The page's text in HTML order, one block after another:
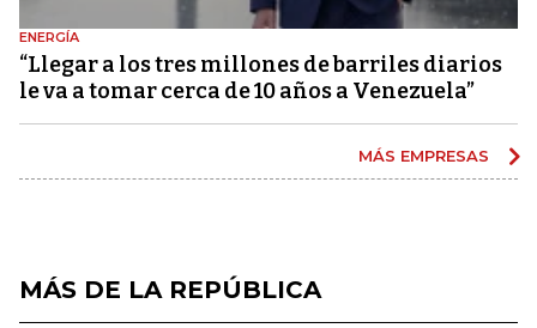
ENERGÍA
“Llegar a los tres millones de barriles diarios
le va a tomar cerca de 10 años a Venezuela”
MÁS EMPRESAS
MÁS DE LA REPÚBLICA